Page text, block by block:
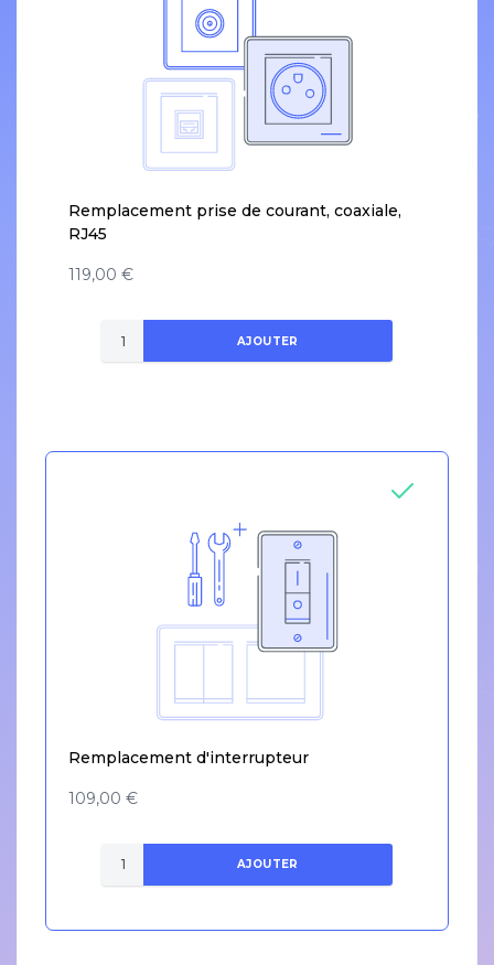
Remplacement prise de courant, coaxiale,
RJ45
119,00 €
AJOUTER
Remplacement d'interrupteur
109,00 €
AJOUTER